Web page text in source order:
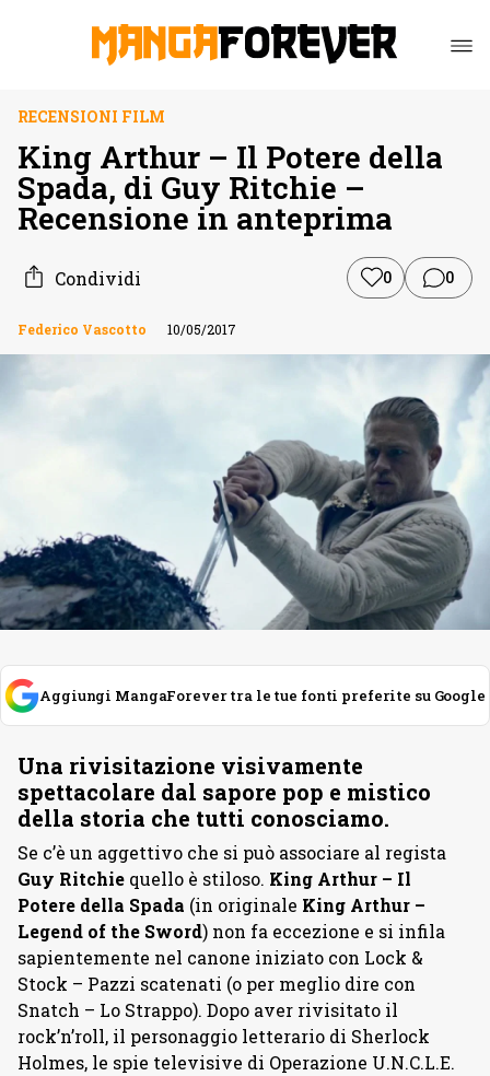
RECENSIONI FILM
King Arthur – Il Potere della
Spada, di Guy Ritchie –
Recensione in anteprima
Condividi 0 0
Federico Vascotto 10/05/2017
Aggiungi MangaForever tra le tue fonti preferite su Google
Una rivisitazione visivamente
spettacolare dal sapore pop e mistico
della storia che tutti conosciamo.
Se c’è un aggettivo che si può associare al regista
Guy Ritchie quello è stiloso. King Arthur – Il
Potere della Spada (in originale King Arthur –
Legend of the Sword) non fa eccezione e si infila
sapientemente nel canone iniziato con Lock &
Stock – Pazzi scatenati (o per meglio dire con
Snatch – Lo Strappo). Dopo aver rivisitato il
rock’n’roll, il personaggio letterario di Sherlock
Holmes, le spie televisive di Operazione U.N.C.L.E.